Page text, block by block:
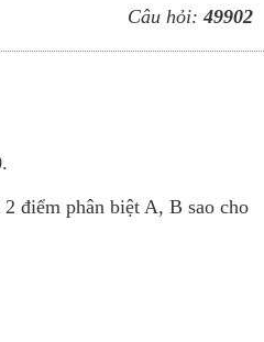
Câu hỏi:49902
điểm phân biệt A, B sao cho